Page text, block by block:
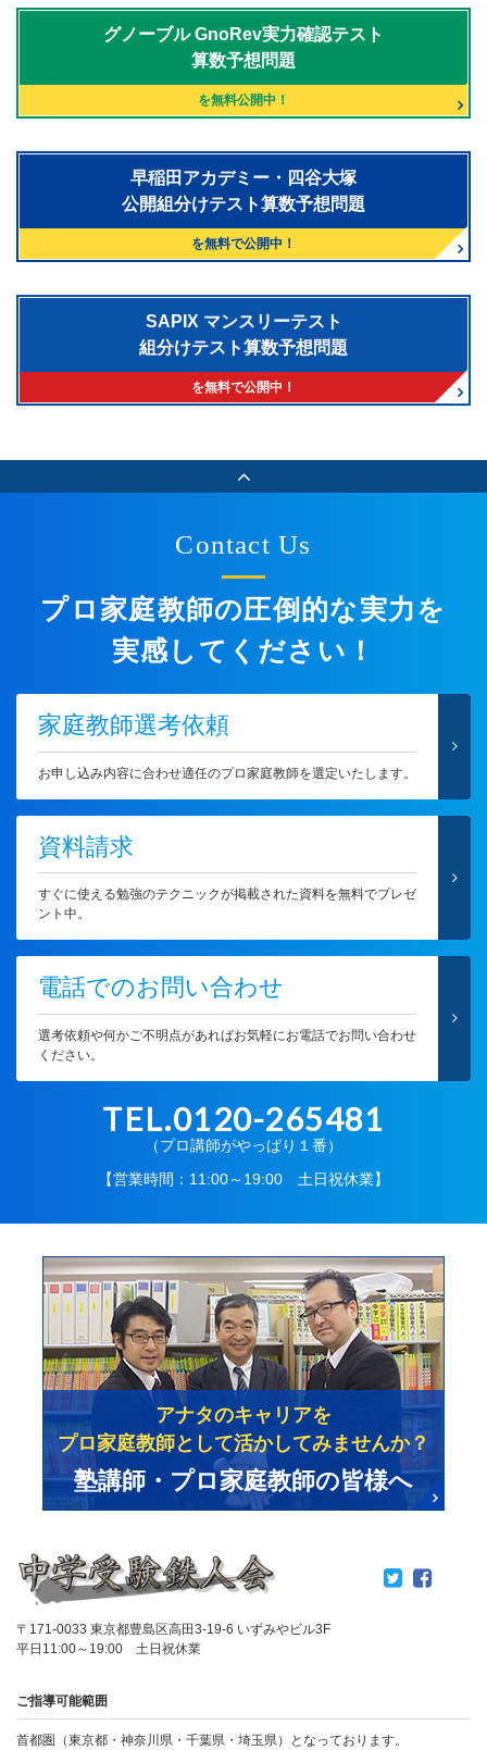
グノーブルGnoRev実力確認テスト
算数予想問題
を無料公開中！
早稲田アカデミー・四谷大塚
公開組分けテスト算数予想問題
を無料で公開中！
SAPIX マンスリーテスト
組分けテスト算数予想問題
を無料で公開中！
Contact Us
プロ家庭教師の圧倒的な実力を
実感してください！
家庭教師選考依頼
お申し込み内容に合わせ適任のプロ家庭教師を選定いたします。
資料請求
すぐに使える勉強のテクニックが掲載された資料を無料でプレゼ
ント中。
電話でのお問い合わせ
選考依頼や何かご不明点があればお気軽にお電話でお問い合わせ
ください。
TEL.0120-265481
（プロ講師がやっぱり１番）
【営業時間：11:00～19:00 土日祝休業】
〒171-0033 東京都豊島区高田3-19-6 いずみやビル3F
平日11:00～19:00 土日祝休業
ご指導可能範囲
首都圏（東京都・神奈川県・千葉県・埼玉県）となっております。
アナタのキャリアを
プロ家庭教師として活かしてみませんか？
塾講師・プロ家庭教師の皆様へ